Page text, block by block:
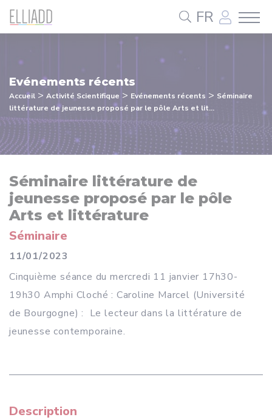
FR
Evénements récents
Accueil > Activité Scientifique > Evénements récents > Séminaire
littérature de jeunesse proposé par le pôle Arts et lit...
Séminaire littérature de
jeunesse proposé par le pôle
Arts et littérature
Séminaire
11/01/2023
Cinquième séance du mercredi 11 janvier 17h30-
19h30 Amphi Cloché : Caroline Marcel (Université
de Bourgogne) : Le lecteur dans la littérature de
jeunesse contemporaine.
Description
Panneau de gestion des cookies